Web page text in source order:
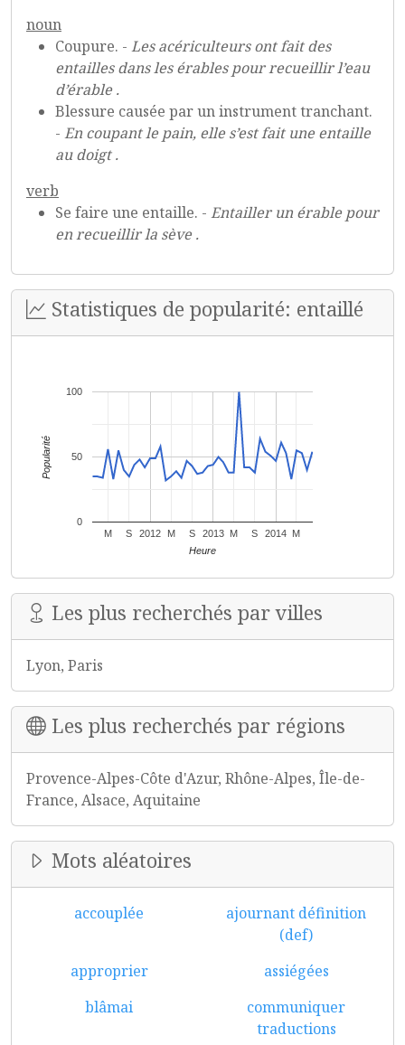
noun
Coupure. - Les acériculteurs ont fait des
entailles dans les érables pour recueillir l’eau
d’érable .
Blessure causée par un instrument tranchant.
- En coupant le pain, elle s’est fait une entaille
au doigt .
verb
Se faire une entaille. - Entailler un érable pour
en recueillir la sève .
Statistiques de popularité: entaillé
2012 2013 2014
M S M S M S M
0
50
100
Heure
Popularité
Les plus recherchés par villes
Lyon, Paris
Les plus recherchés par régions
Provence-Alpes-Côte d'Azur, Rhône-Alpes, Île-de-
France, Alsace, Aquitaine
Mots aléatoires
accouplée
ajournant définition
(def)
approprier
assiégées
blâmai
communiquer
traductions